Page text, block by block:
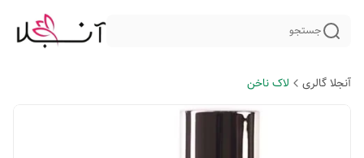
جستجو
آنجلا گالری لاک ناخن